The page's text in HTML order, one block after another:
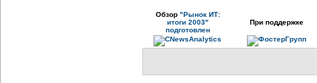
Обзор "Рынок ИТ:
итоги 2003"
подготовлен
При поддержке